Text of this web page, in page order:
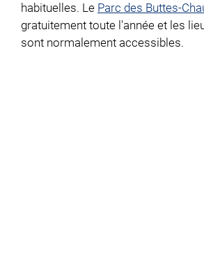
habituelles. Le Parc des Buttes-
gratuitement toute l'année et les
sont normalement accessibles.